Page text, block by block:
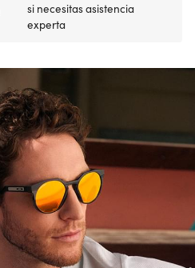
si necesitas asistencia
experta